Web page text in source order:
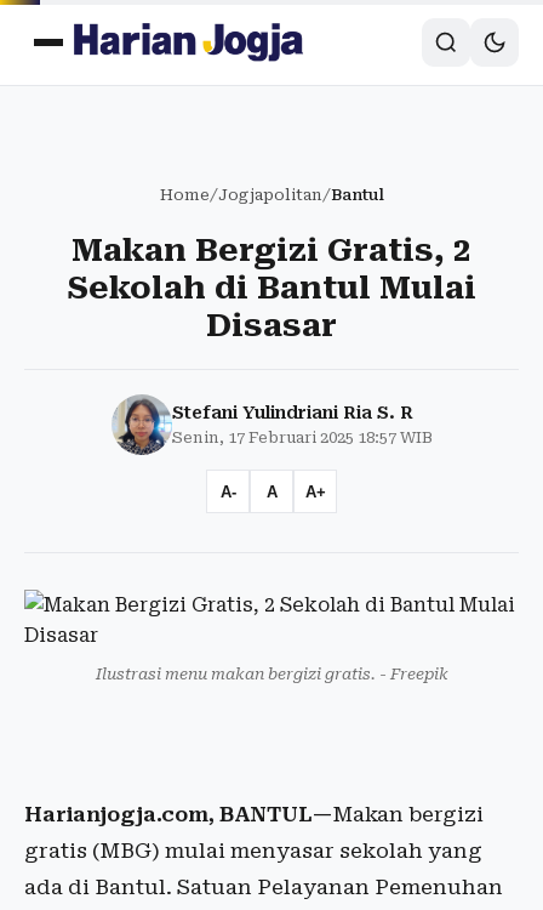
Home/Jogjapolitan/Bantul
Makan Bergizi Gratis, 2
Sekolah di Bantul Mulai
Disasar
Stefani Yulindriani Ria S. R
Senin, 17 Februari 2025 18:57 WIB
A- A A+
Ilustrasi menu makan bergizi gratis. - Freepik
Harianjogja.com, BANTUL—Makan bergizi
gratis (MBG) mulai menyasar sekolah yang
ada di Bantul. Satuan Pelayanan Pemenuhan